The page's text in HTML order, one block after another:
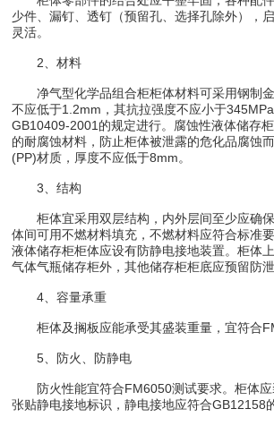
少件、漏钉、透钉（预留孔、选择孔除外），
灵活。
2、材料
净气型化学品组合柜柜体材料可采用钢制
不应低于1.2mm，其抗拉强度不应小于
GB10409-2001的规定进行。腐蚀性液体储存
的耐腐蚀材料，防止柜体被泄露的危化品腐蚀
(PP)材质，厚度不应低于8mm。
3、结构
柜体宜采用双层结构，内外层间至少应确
体间可用不燃材料填充，不燃材料应符合标准
液体储存柜柜体应设有防静电接地装置。柜体
气体气瓶储存柜外，其他储存柜柜底应预留防泄
4、容量承重
柜体及搁板应能承受其盛装重量，宜符合
5、防火、防静电
防火性能宜符合FM6050测试要求。柜体应
张贴静电接地标识，静电接地应符合GB12158